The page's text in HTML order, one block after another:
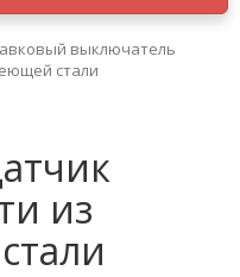
выключатель
стали
из